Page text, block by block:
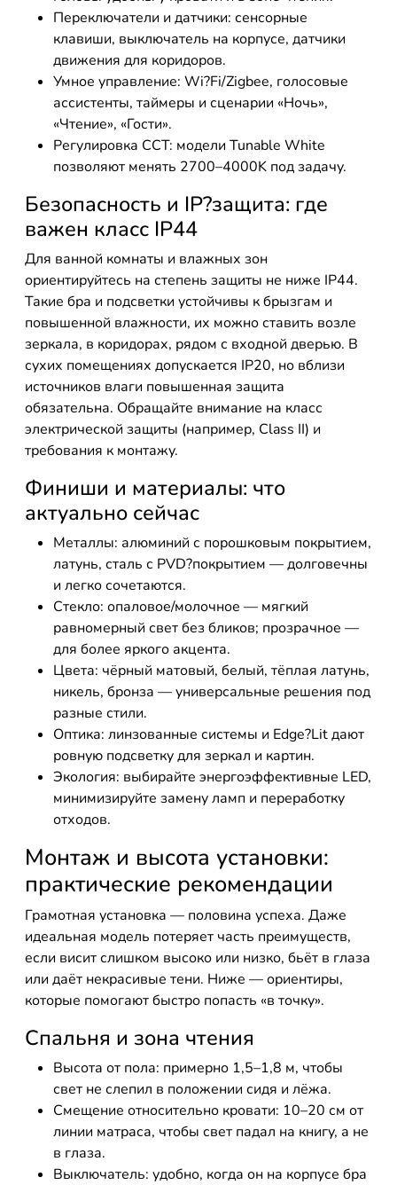
Переключатели и датчики: сенсорные
клавиши, выключатель на корпусе, датчики
движения для коридоров.
Умное управление: Wi?Fi/Zigbee, голосовые
ассистенты, таймеры и сценарии «Ночь»,
«Чтение», «Гости».
Регулировка CCT: модели Tunable White
позволяют менять 2700–4000K под задачу.
Безопасность и IP?защита: где
важен класс IP44
Для ванной комнаты и влажных зон
ориентируйтесь на степень защиты не ниже IP44.
Такие бра и подсветки устойчивы к брызгам и
повышенной влажности, их можно ставить возле
зеркала, в коридорах, рядом с входной дверью. В
сухих помещениях допускается IP20, но вблизи
источников влаги повышенная защита
обязательна. Обращайте внимание на класс
электрической защиты (например, Class II) и
требования к монтажу.
Финиши и материалы: что
актуально сейчас
Металлы: алюминий с порошковым покрытием,
латунь, сталь с PVD?покрытием — долговечны
и легко сочетаются.
Стекло: опаловое/молочное — мягкий
равномерный свет без бликов; прозрачное —
для более яркого акцента.
Цвета: чёрный матовый, белый, тёплая латунь,
никель, бронза — универсальные решения под
разные стили.
Оптика: линзованные системы и Edge?Lit дают
ровную подсветку для зеркал и картин.
Экология: выбирайте энергоэффективные LED,
минимизируйте замену ламп и переработку
отходов.
Монтаж и высота установки:
практические рекомендации
Грамотная установка — половина успеха. Даже
идеальная модель потеряет часть преимуществ,
если висит слишком высоко или низко, бьёт в глаза
или даёт некрасивые тени. Ниже — ориентиры,
которые помогают быстро попасть «в точку».
Спальня и зона чтения
Высота от пола: примерно 1,5–1,8 м, чтобы
свет не слепил в положении сидя и лёжа.
Смещение относительно кровати: 10–20 см от
линии матраса, чтобы свет падал на книгу, а не
в глаза.
Выключатель: удобно, когда он на корпусе бра